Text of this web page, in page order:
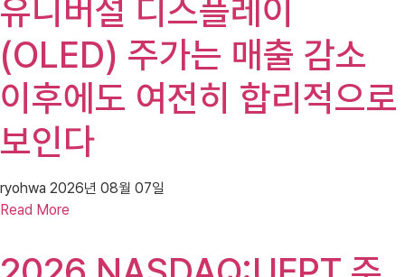
유니버설 디스플레이
(OLED) 주가는 매출 감소
이후에도 여전히 합리적으로
보인다
ryohwa 2026년 08월 07일
Read More